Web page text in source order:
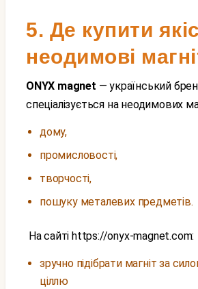
5. Де купити
неодимові
ONYX magnet — український
спеціалізується на неодимових
дому,
промисловості,
творчості,
пошуку металевих предметів.
На сайті https://onyx-magnet.com:
зручно підібрати магніт за
ціллю